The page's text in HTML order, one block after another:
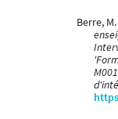
Berre,